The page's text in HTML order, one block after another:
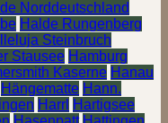
Norddeutschland
Halde Rungenberg
Steinbruch
Stausee Hamburg
Kaserne Hanau
Hängematte Hann.
Harrl Hartigsee